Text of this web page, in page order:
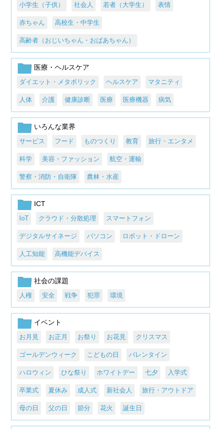
小学生（子供） 社会人 若者（大学生） 表情
赤ちゃん 高校生・中学生
高齢者（おじいちゃん・おばあちゃん）
医療・ヘルスケア
ダイエット・メタボリック ヘルスケア マタニティ
人体 介護 健康診断 医療 医療機器 病気
いろんな業界
サービス フード ものつくり 教育 旅行・エンタメ
科学 美容・ファッション 航空・運輸
警察・消防・自衛隊 農林・水産
ICT
IoT クラウド・分散処理 スマートフォン
デジタルサイネージ パソコン ロボット・ドローン
人工知能 高機能デバイス
社会の課題
人権 安全 戦争 犯罪 環境
イベント
お月見 お正月 お祭り お花見 クリスマス
ゴールデンウィーク こどもの日 バレンタイン
ハロウィン ひな祭り ホワイトデー 七夕 入学式
卒業式 夏休み 成人式 新社会人 旅行・アウトドア
母の日 父の日 節分 花火 誕生日